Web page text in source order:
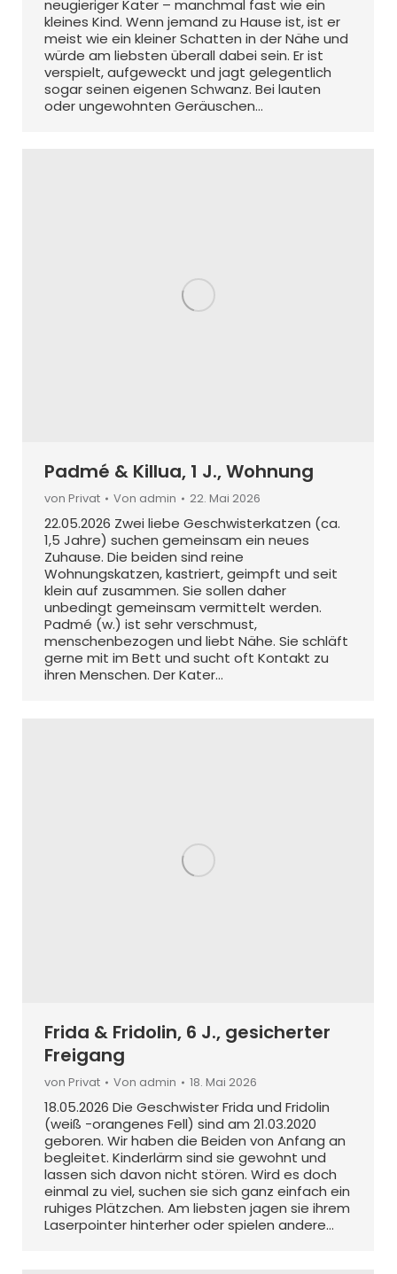
neugieriger Kater – manchmal fast wie ein
kleines Kind. Wenn jemand zu Hause ist, ist er
meist wie ein kleiner Schatten in der Nähe und
würde am liebsten überall dabei sein. Er ist
verspielt, aufgeweckt und jagt gelegentlich
sogar seinen eigenen Schwanz. Bei lauten
oder ungewohnten Geräuschen…
Padmé & Killua, 1 J., Wohnung
von Privat Von admin 22. Mai 2026
22.05.2026 Zwei liebe Geschwisterkatzen (ca.
1,5 Jahre) suchen gemeinsam ein neues
Zuhause. Die beiden sind reine
Wohnungskatzen, kastriert, geimpft und seit
klein auf zusammen. Sie sollen daher
unbedingt gemeinsam vermittelt werden.
Padmé (w.) ist sehr verschmust,
menschenbezogen und liebt Nähe. Sie schläft
gerne mit im Bett und sucht oft Kontakt zu
ihren Menschen. Der Kater…
Frida & Fridolin, 6 J., gesicherter
Freigang
von Privat Von admin 18. Mai 2026
18.05.2026 Die Geschwister Frida und Fridolin
(weiß -orangenes Fell) sind am 21.03.2020
geboren. Wir haben die Beiden von Anfang an
begleitet. Kinderlärm sind sie gewohnt und
lassen sich davon nicht stören. Wird es doch
einmal zu viel, suchen sie sich ganz einfach ein
ruhiges Plätzchen. Am liebsten jagen sie ihrem
Laserpointer hinterher oder spielen andere…